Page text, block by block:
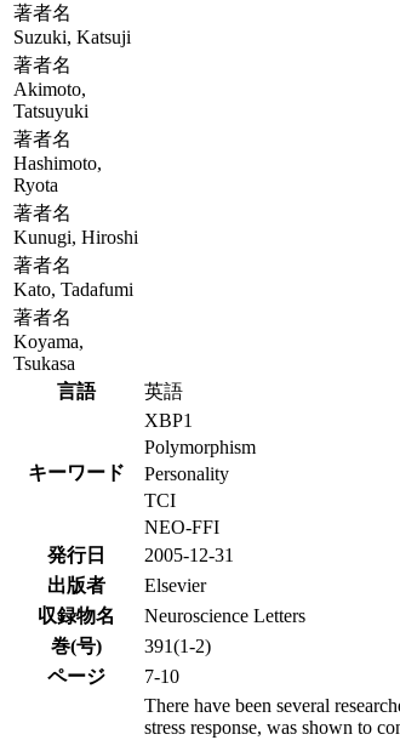
著者名
Suzuki, Katsuji
著者名
Akimoto,
Tatsuyuki
著者名
Hashimoto,
Ryota
著者名
Kunugi, Hiroshi
著者名
Kato, Tadafumi
著者名
Koyama,
Tsukasa
言語
英語
キーワード
XBP1
Polymorphism
Personality
TCI
NEO-FFI
発行日
2005-12-31
出版者
Elsevier
収録物名
Neuroscience Letters
巻(号)
391(1-2)
ページ
7-10
There have been several
stress response, was shown to